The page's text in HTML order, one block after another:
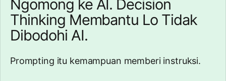
Ngomong ke AI. Decision
Thinking Membantu Lo Tidak
Dibodohi AI.
Prompting itu kemampuan memberi instruksi.